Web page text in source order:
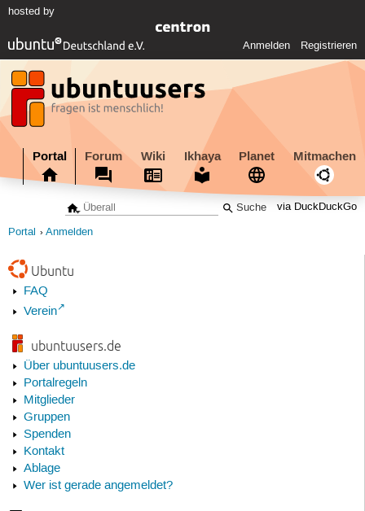
hosted by
Anmelden Registrieren
Portal Forum Wiki Ikhaya Planet Mitmachen
via DuckDuckGo
Portal Anmelden
Ubuntu
FAQ
Verein
ubuntuusers.de
Über ubuntuusers.de
Portalregeln
Mitglieder
Gruppen
Spenden
Kontakt
Ablage
Wer ist gerade angemeldet?